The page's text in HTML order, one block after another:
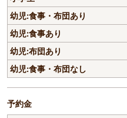
幼児:食事・布団あり
幼児:食事あり
幼児:布団あり
幼児:食事・布団なし
予約金